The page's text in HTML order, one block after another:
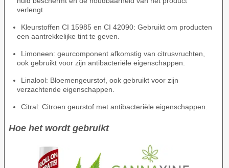
verlengt.
Kleurstoffen CI 15985 en CI 42090: Gebruikt om producten
een aantrekkelijke tint te geven.
Limoneen: geurcomponent afkomstig van citrusvruchten,
ook gebruikt voor zijn antibacteriële eigenschappen.
Linalool: Bloemengeurstof, ook gebruikt voor zijn
verzachtende eigenschappen.
Citral: Citroen geurstof met antibacteriële eigenschappen.
Hoe het wordt gebruikt